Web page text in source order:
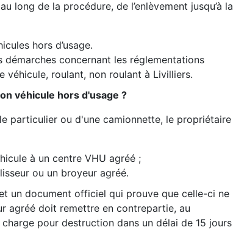
long de la procédure, de l’enlèvement jusqu’à la
hors d’usage.
concernant les réglementations
véhicule, roulant, non roulant à Livilliers.
véhicule hors d'usage ?
particulier ou d'une camionnette, le propriétaire
à un centre VHU agréé ;
ou un broyeur agréé.
un document officiel qui prouve que celle-ci ne
agréé doit remettre en contrepartie, au
pour destruction dans un délai de 15 jours